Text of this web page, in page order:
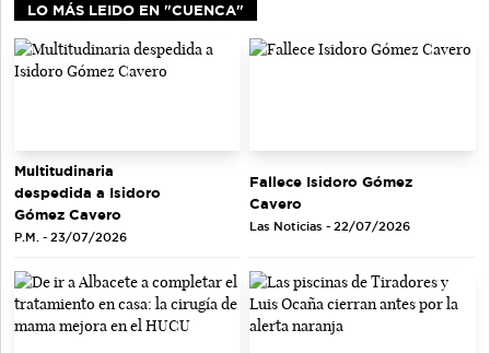
LO MÁS LEIDO EN "CUENCA"
Multitudinaria
despedida a Isidoro
Gómez Cavero
P.M. - 23/07/2026
Fallece Isidoro Gómez
Cavero
Las Noticias - 22/07/2026